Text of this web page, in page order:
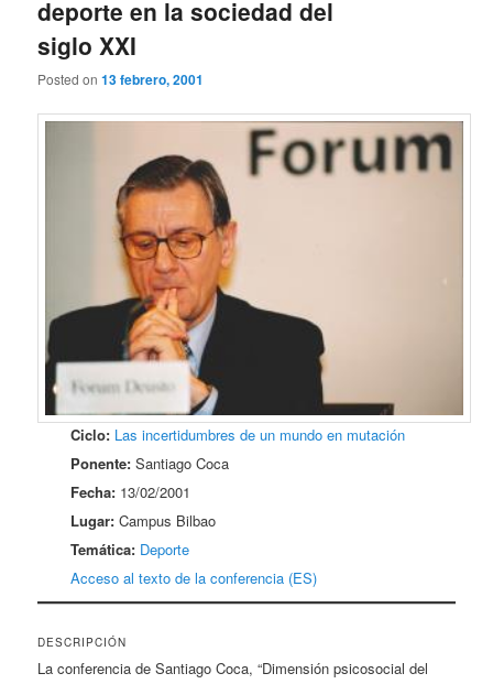
deporte en la sociedad del
siglo XXI
Posted on13 febrero, 2001
Ciclo: Las incertidumbres de un mundo en mutación
Ponente: Santiago Coca
Fecha: 13/02/2001
Lugar: Campus Bilbao
Temática: Deporte
Acceso al texto de la conferencia (ES)
DESCRIPCIÓN
La conferencia de Santiago Coca, “Dimensión psicosocial del